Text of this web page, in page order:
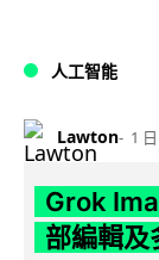
人工智能
Lawton 1 日
Grok
部編輯及